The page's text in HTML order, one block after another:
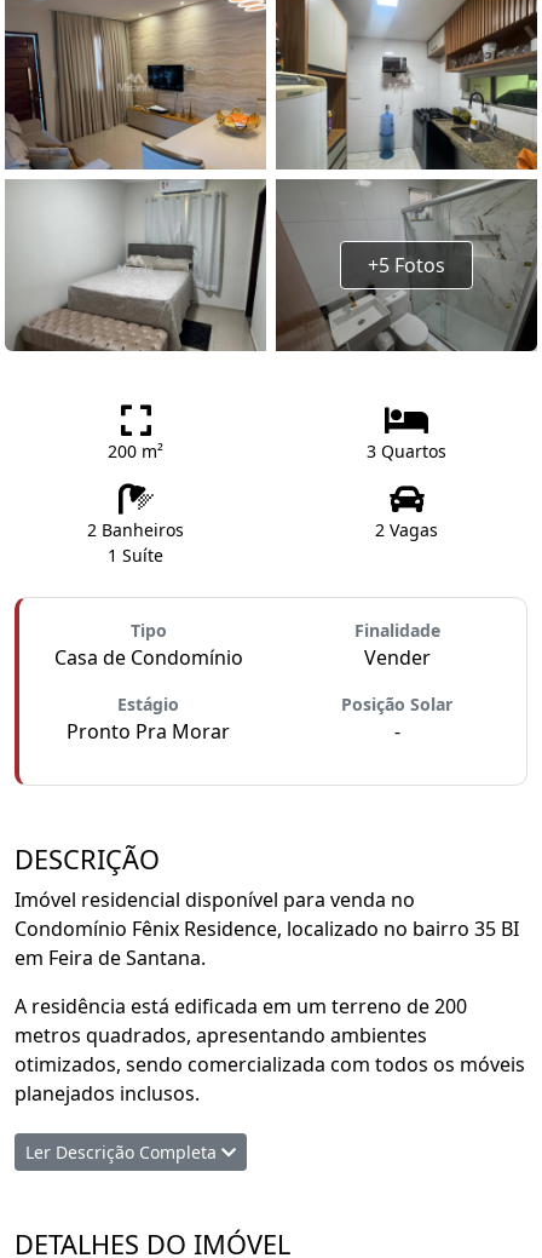
+5 Fotos
200 m² 3 Quartos
2 Banheiros
1 Suíte
2 Vagas
Tipo
Casa de Condomínio
Finalidade
Vender
Estágio
Pronto Pra Morar
Posição Solar
-
DESCRIÇÃO
Imóvel residencial disponível para venda no
Condomínio Fênix Residence, localizado no bairro 35 BI
em Feira de Santana.
A residência está edificada em um terreno de 200
metros quadrados, apresentando ambientes
otimizados, sendo comercializada com todos os móveis
planejados inclusos.
O imóvel possui:
3 quartos, sendo 1 suíte
Ler Descrição Completa
DETALHES DO IMÓVEL